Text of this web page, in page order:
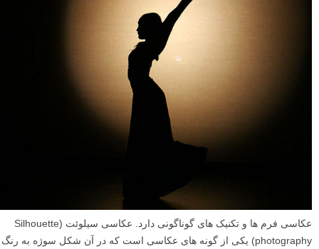
عکاسی فرم ها و تکنیک های گوناگونی دارد. عکاسی سیلوئت (Silhouette
photography) یکی از گونه های عکاسی است که در آن شکل سوژه به رنگ